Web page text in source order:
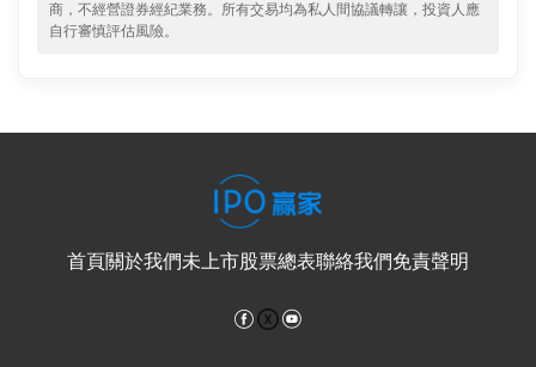
商，不經營證券經紀業務。所有交易均為私人間協議轉讓，投資人應
自行審慎評估風險。
首頁關於我們未上市股票總表聯絡我們免責聲明
Facebook